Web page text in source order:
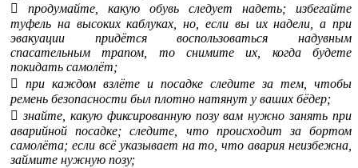

продумайте, какую обувь следует надеть; избегайте
туфель на высоких каблуках, но, если вы их надели, а при
эвакуации придётся воспользоваться надувным
спасательным трапом, то снимите их, когда будете
покидать самолёт;

при каждом взлёте и посадке следите за тем, чтобы
ремень безопасности был плотно натянут у ваших бёдер;
 знайте, какую фиксированную позу вам нужно занять при
аварийной посадке; следите, что происходит за бортом
самолёта; если всё указывает на то, что авария неизбежна,
займите нужную позу;